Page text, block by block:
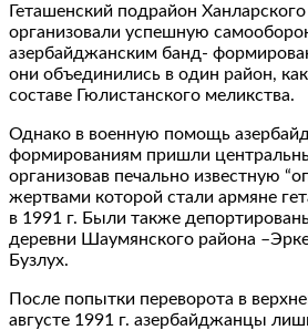
Геташенский подрайон
организовали успешную
азербайджанским банд-
они объединились в один район,
составе Гюлистанского меликства.
Однако в военную помощь
формированиям пришли
организовав печально известную
жертвами которой стали армяне
в 1991 г. Были также
деревни Шаумянского района
Бузлух.
После попытки переворота в
августе 1991 г. азербайджанцы